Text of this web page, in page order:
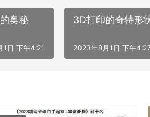
奥秘
1日 下午4:21
3D打印的奇特形
2023年8月1日 下午4:27